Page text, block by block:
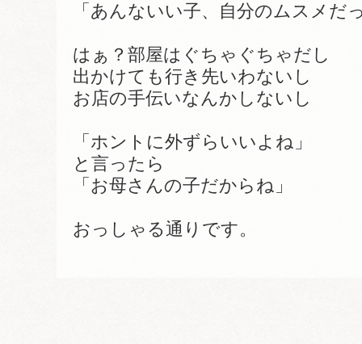
「あんないい子、自分のムスメだ
はぁ？部屋はぐちゃぐちゃだし
出かけても行き先いわないし
お店の手伝いなんかしないし
「ホントに外ずらいいよね」
と言ったら
「お母さんの子だからね」
おっしゃる通りです。